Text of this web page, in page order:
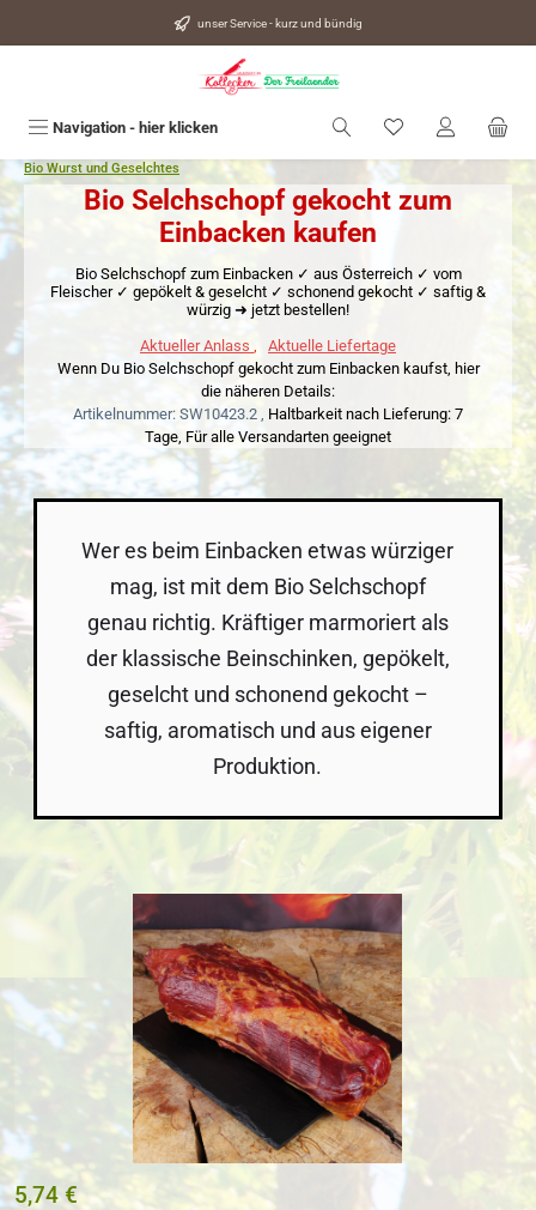
unser Service - kurz und bündig
Navigation - hier klicken Du hast 0
Bio Wurst und Geselchtes
Bio Selchschopf gekocht zum
Einbacken kaufen
Bio Selchschopf zum Einbacken ✓ aus Österreich ✓ vom
Fleischer ✓ gepökelt & geselcht ✓ schonend gekocht ✓ saftig &
würzig ➜ jetzt bestellen!
Aktueller Anlass
Aktuelle Liefertage
Wenn Du Bio Selchschopf gekocht zum Einbacken kaufst, hier
die näheren Details:
Artikelnummer: SW10423.2 , Haltbarkeit nach Lieferung: 7
Tage, Für alle Versandarten geeignet
Wer es beim Einbacken etwas würziger
mag, ist mit dem Bio Selchschopf
genau richtig. Kräftiger marmoriert als
der klassische Beinschinken, gepökelt,
geselcht und schonend gekocht –
saftig, aromatisch und aus eigener
Produktion.
Bildergalerie überspringen
5,74 €